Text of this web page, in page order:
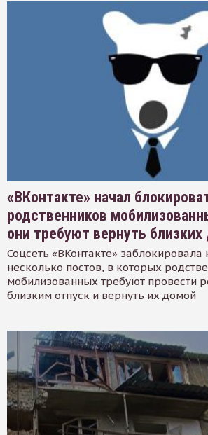
«ВКонтакте» начал
родственников
они требуют вернуть
Соцсеть «ВКонтакте»
несколько постов, в которых
мобилизованных требуют провести
близким отпуск и вернуть их домой